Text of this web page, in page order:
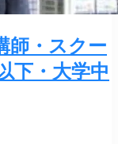
師・スクー
下・大学中